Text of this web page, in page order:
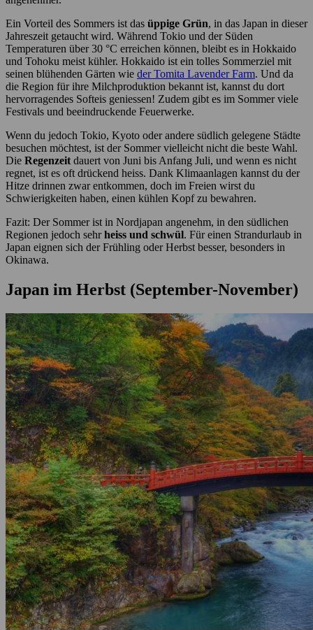
Ein Vorteil des Sommers ist das üppige Grün, in das Japan in dieser
Jahreszeit getaucht wird. Während Tokio und der Süden
Temperaturen über 30 °C erreichen können, bleibt es in Hokkaido
und Tohoku meist kühler. Hokkaido ist ein tolles Sommerziel mit
seinen blühenden Gärten wie der Tomita Lavender Farm. Und da
die Region für ihre Milchproduktion bekannt ist, kannst du dort
hervorragendes Softeis geniessen! Zudem gibt es im Sommer viele
Festivals und beeindruckende Feuerwerke.
Wenn du jedoch Tokio, Kyoto oder andere südlich gelegene Städte
besuchen möchtest, ist der Sommer vielleicht nicht die beste Wahl.
Die Regenzeitdauert von Juni bis Anfang Juli, und wenn es nicht
regnet, ist es oft drückend heiss. Dank Klimaanlagen kannst du der
Hitze drinnen zwar entkommen, doch im Freien wirst du
Schwierigkeiten haben, einen kühlen Kopf zu bewahren.
Fazit: Der Sommer ist in Nordjapan angenehm, in den südlichen
Regionen jedoch sehrheiss und schwül. Für einen Strandurlaub in
Japan eignen sich der Frühling oder Herbst besser, besonders in
Okinawa.
Japan im Herbst (September-November)